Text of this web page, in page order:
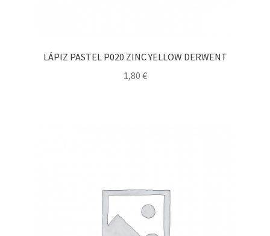
LÁPIZ PASTEL P020 ZINC YELLOW DERWENT
1,80 €